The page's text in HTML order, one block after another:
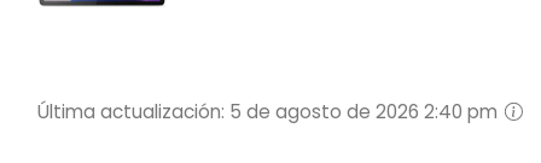
Última actualización: 5 de agosto de 2026 2:40 pm